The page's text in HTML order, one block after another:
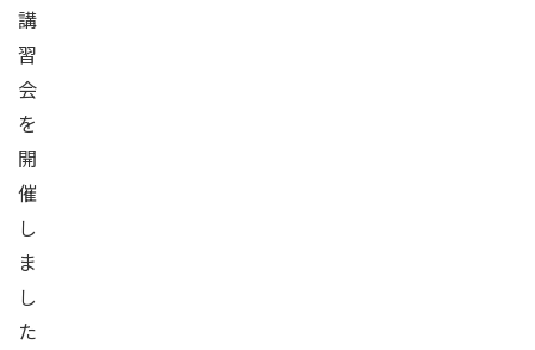
講
習
会
を
開
催
し
ま
し
た